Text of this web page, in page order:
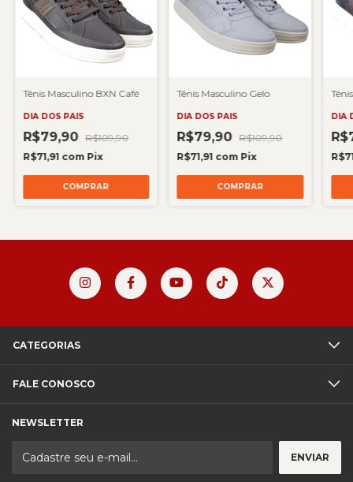
Tênis Masculino BXN Café
DIA DOS PAIS
R$79,90 R$109,90
R$71,91 com Pix
COMPRAR
Tênis Masculino Gelo
DIA DOS PAIS
R$79,90 R$109,90
R$71,91 com Pix
COMPRAR
DIA
CATEGORIAS
FALE CONOSCO
NEWSLETTER